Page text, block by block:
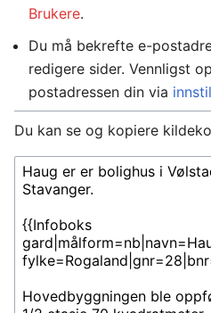
Brukere.
Du må bekrefte e-
redigere sider. Vennligst
postadressen din via
Du kan se og kopiere